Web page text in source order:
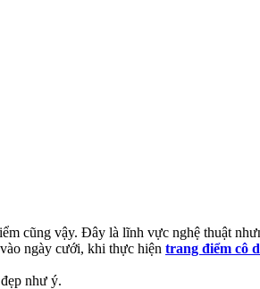
cũng vậy. Đây là lĩnh vực nghệ thuật
ngày cưới, khi thực hiện trang điểm cô
như ý.